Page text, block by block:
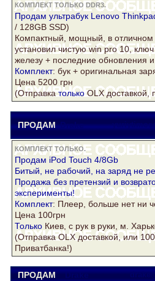
КОМПЛЕКТ ТОЛЬКО DDR3.
Продам ультрабук Lenovo
/ 128GB SSD)
Компактный, мощный, в отличном
установил чистую win pro 10,
железу + последние обновления
Комплект: бук + оригинальная
Цена 5200 грн
(ОтправкатолькоOLX доставкой,
ПРОДАМ Drake
КОМПЛЕКТ ТОЛЬКО.
Продам iPod Touch 4/8Gb
Битый, не рабочий, на заряд не
Продажа без претензий и
эксперименты!
Комплект: Плеер, больше нет ни
Цена 100грн
Только Киев, с рук в руки, м.
(Отправка OLX доставкой, или
Приватбанка!)
ПРОДАМ Drake